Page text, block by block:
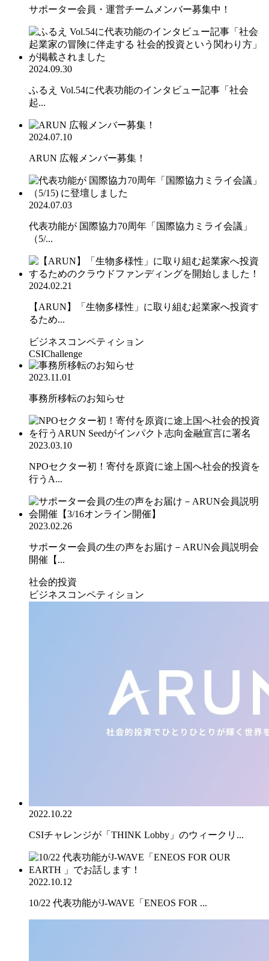
サポーター会員・運営チームメンバー募集中！
2024.09.30
ふるえ Vol.54に代表功能のインタビュー記事「社会
起...
2024.07.10
ARUN 広報メンバー募集！
2024.07.03
代表功能が 国際協力70周年「国際協力ミライ会議」
（5/...
2024.02.21
【ARUN】「生物多様性」に取り組む起業家へ投資す
るため...
ビジネスコンペティション
CSIChallenge
2023.11.01
事務所移転のお知らせ
2023.03.10
NPOセクター初！寄付を原資に途上国へ社会的投資を
行うA...
2023.02.26
サポーター会員の生の声をお届け－ARUN会員説明会
開催【...
社会的投資
ビジネスコンペティション
2022.10.22
CSIチャレンジが「THINK Lobby」のウィークリ...
2022.10.12
10/22 代表功能がJ-WAVE「ENEOS FOR ...